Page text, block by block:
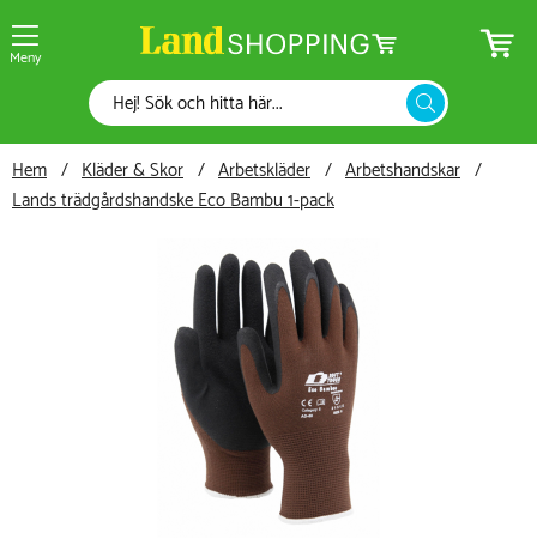
Meny
Hem Kläder & Skor Arbetskläder
Arbetshandskar
Lands trädgårdshandske Eco Bambu 1-pack